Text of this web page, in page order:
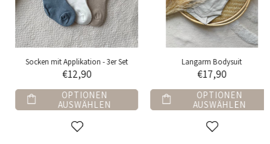
Socken mit Applikation - 3er Set
€12,90
OPTIONEN
AUSWÄHLEN
Langarm Bodysuit
€17,90
OPTIONEN
AUSWÄHLEN